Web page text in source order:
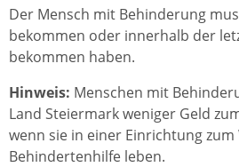
Der Mensch mit Behinderung
bekommen oder innerhalb der
bekommen haben.
Hinweis: Menschen mit
Land Steiermark weniger Geld
wenn sie in einer Einrichtung
Behindertenhilfe leben.